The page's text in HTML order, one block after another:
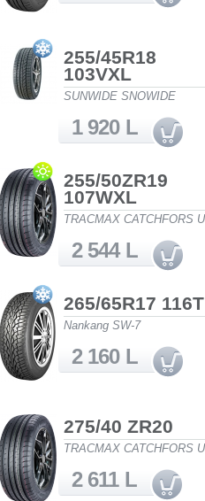
255/45R18
103VXL
SUNWIDE SNOWIDE
1 920 L
255/50ZR19
107WXL
TRACMAX CATCHFORS
2 544 L
265/65R17 116T
Nankang SW-7
2 160 L
275/40 ZR20
TRACMAX CATCHFORS
2 611 L